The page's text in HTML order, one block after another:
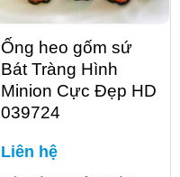
Ống heo gốm sứ
Bát Tràng Hình
Minion Cực Đẹp HD
039724
Liên hệ